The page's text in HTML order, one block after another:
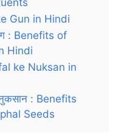
Gun in Hindi
: Benefits of
Hindi
ke Nuksan in
: Benefits
Seeds